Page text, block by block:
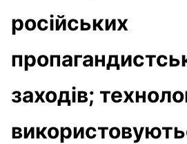
російських
заходів;